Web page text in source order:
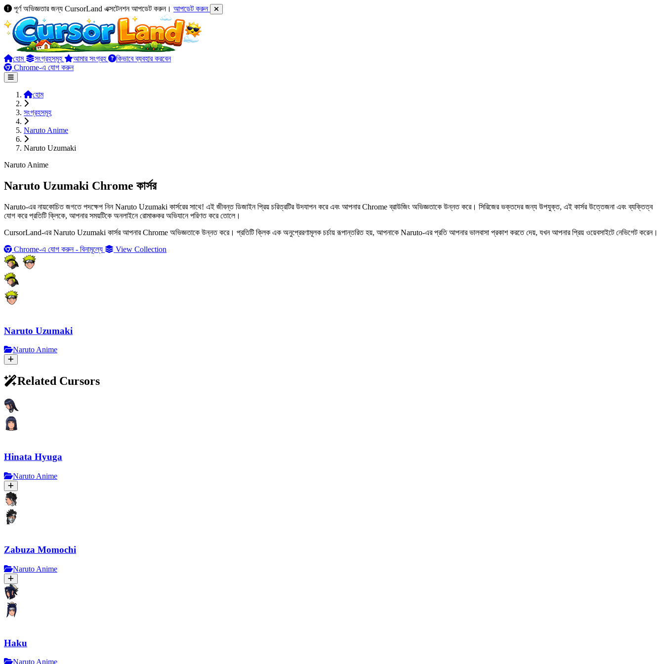
পূর্ণ অভিজ্ঞতার জন্য CursorLand এক্সটেনশন আপডেট করুন। আপডেট করুন
হোম সংগ্রহসমূহ আমার সংগ্রহ
কিভাবে ব্যবহার করবেন
Chrome-এ যোগ করুন
হোম
সংগ্রহসমূহ
Naruto Anime
Naruto Uzumaki
Naruto Anime
Naruto Uzumaki Chrome কার্সর
Naruto-এর নায়কোচিত জগতে পদক্ষেপ নিন Naruto Uzumaki কার্সরের সাথে! এই জীবন্ত ডিজাইন প্রিয় চরিত্রটির উদযাপন করে এবং আপনার Chrome ব্রাউজিং অভিজ্ঞতাকে উন্নত করে। সিরিজের ভক্তদের জন্য উপযুক্ত, এই কার্সর উত্তেজনা এবং ব্যক্তিত্ব
যোগ করে প্রতিটি ক্লিকে, আপনার সময়টিকে অনলাইনে রোমাঞ্চকর অভিযানে পরিণত করে তোলে।
CursorLand-এর Naruto Uzumaki কার্সর আপনার Chrome অভিজ্ঞতাকে উন্নত করে। প্রতিটি ক্লিক এক অনুপ্রেরণামূলক চর্চায় রূপান্তরিত হয়, আপনাকে Naruto-এর প্রতি আপনার ভালবাসা প্রকাশ করতে দেয়, যখন আপনার প্রিয় ওয়েবসাইটে নেভিগেট করেন।
Chrome-এ যোগ করুন - বিনামূল্যে
View Collection
Naruto Uzumaki
Naruto Anime
Related Cursors
Hinata Hyuga
Naruto Anime
Zabuza Momochi
Naruto Anime
Haku
Naruto Anime